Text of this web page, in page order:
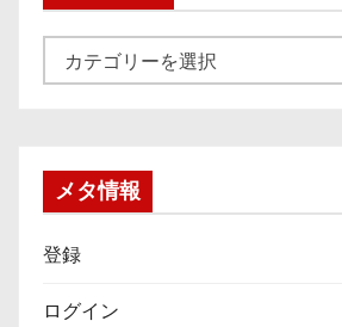
テ
メタ情報
登録
ログイン